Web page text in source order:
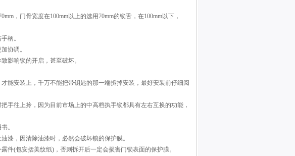
，门骨宽度在100mm以上的选用70mm的锁舌，在100mm以下，
柄。
协调。
影响锁的开启，甚至破坏。
能安装上，千万不能把带钥匙的那一端拆掉安装，最好安装前仔细阅
手往上拎，因为目前市场上的中高档执手锁都具有左右互换的功能，
。
漆，因清除油漆时，必然会破坏锁的保护膜。
件(包安括美纹纸)，否则拆开后一定会损害门锁表面的保护膜。